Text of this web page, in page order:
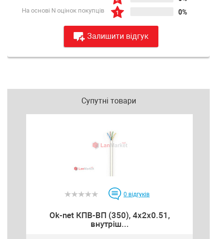
На основі N оцінок покупців
0%
Залишити відгук
Супутні товари
0 відгуків
Ok-net КПВ-ВП (350), 4x2x0.51,
внутріш...